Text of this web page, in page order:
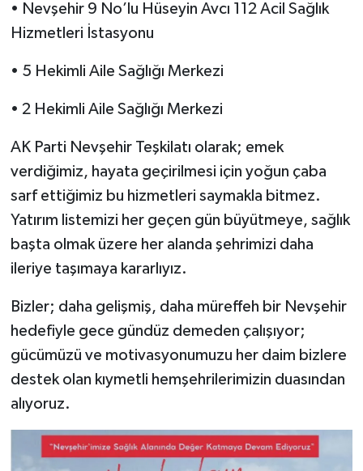
• Nevşehir 9 No’lu Hüseyin Avcı 112 Acil Sağlık
Hizmetleri İstasyonu
• 5 Hekimli Aile Sağlığı Merkezi
• 2 Hekimli Aile Sağlığı Merkezi
AK Parti Nevşehir Teşkilatı olarak; emek
verdiğimiz, hayata geçirilmesi için yoğun çaba
sarf ettiğimiz bu hizmetleri saymakla bitmez.
Yatırım listemizi her geçen gün büyütmeye, sağlık
başta olmak üzere her alanda şehrimizi daha
ileriye taşımaya kararlıyız.
Bizler; daha gelişmiş, daha müreffeh bir Nevşehir
hedefiyle gece gündüz demeden çalışıyor;
gücümüzü ve motivasyonumuzu her daim bizlere
destek olan kıymetli hemşehrilerimizin duasından
alıyoruz.